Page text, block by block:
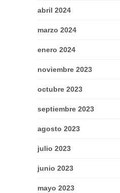
abril 2024
marzo 2024
enero 2024
noviembre 2023
octubre 2023
septiembre 2023
agosto 2023
julio 2023
junio 2023
mayo 2023